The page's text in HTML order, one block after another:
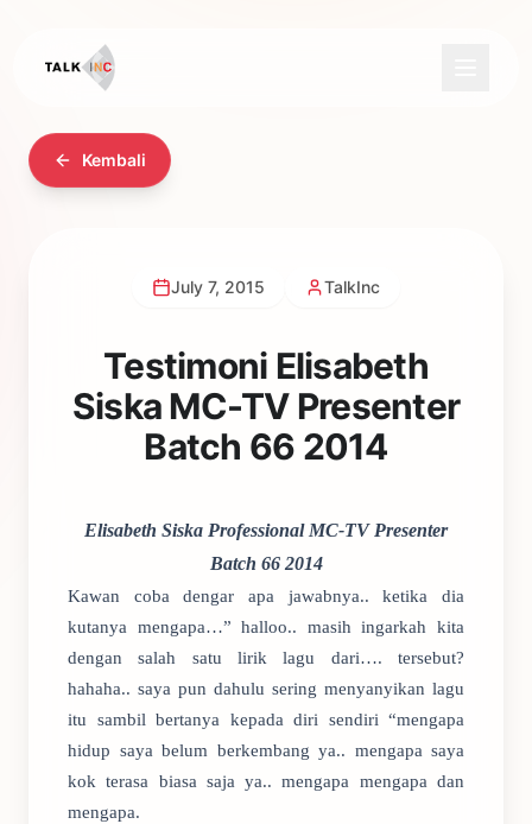
Kembali
July 7, 2015 TalkInc
Testimoni Elisabeth
Siska MC-TV Presenter
Batch 66 2014
Elisabeth Siska Professional MC-TV Presenter
Batch 66 2014
Kawan coba dengar apa jawabnya.. ketika dia
kutanya mengapa…” halloo.. masih ingarkah kita
dengan salah satu lirik lagu dari…. tersebut?
hahaha.. saya pun dahulu sering menyanyikan lagu
itu sambil bertanya kepada diri sendiri “mengapa
hidup saya belum berkembang ya.. mengapa saya
kok terasa biasa saja ya.. mengapa mengapa dan
mengapa.